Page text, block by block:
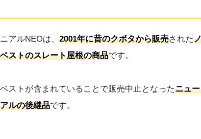
アルNEOは、 2001年に昔のクボタから販売された
ストのスレート屋根の商品です。
ストが含まれていることで販売中止となったニュ
ルの後継品です。